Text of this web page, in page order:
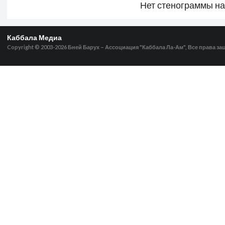
Нет стенограммы
Каббала Медиа
Copyright © 2003-2026 Бней Барух – Ассоциация "Каббала Ла-Ам", Все права